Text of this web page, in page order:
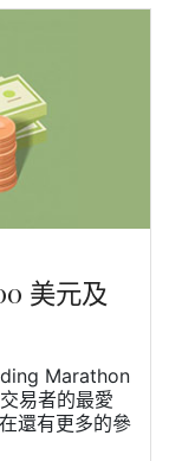
美元及
Marathon
易者的最愛
還有更多的參